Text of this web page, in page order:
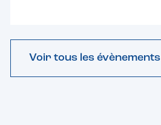
Voir tous les évènements